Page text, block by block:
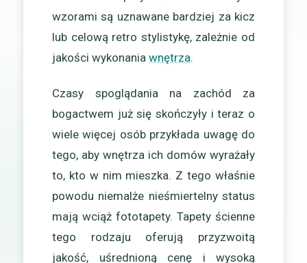
wzorami są uznawane bardziej za kicz
lub celową retro stylistykę, zależnie od
jakości wykonania wnętrza.
Czasy spoglądania na zachód za
bogactwem już się skończyły i teraz o
wiele więcej osób przykłada uwagę do
tego, aby wnętrza ich domów wyrażały
to, kto w nim mieszka. Z tego właśnie
powodu niemalże nieśmiertelny status
mają wciąż fototapety. Tapety ścienne
tego rodzaju oferują przyzwoitą
jakość, uśrednioną cenę i wysoką